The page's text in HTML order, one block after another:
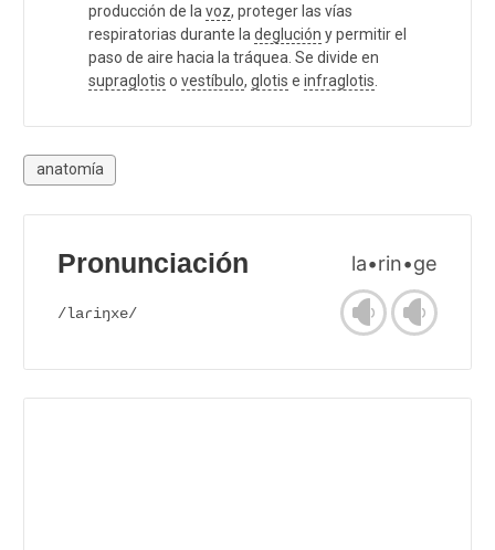
producción de la voz, proteger las vías
respiratorias durante la deglución y permitir el
paso de aire hacia la tráquea. Se divide en
supraglotis o vestíbulo, glotis e infraglotis
anatomía
Pronunciación la•rin•ge
/laɾiŋxe/